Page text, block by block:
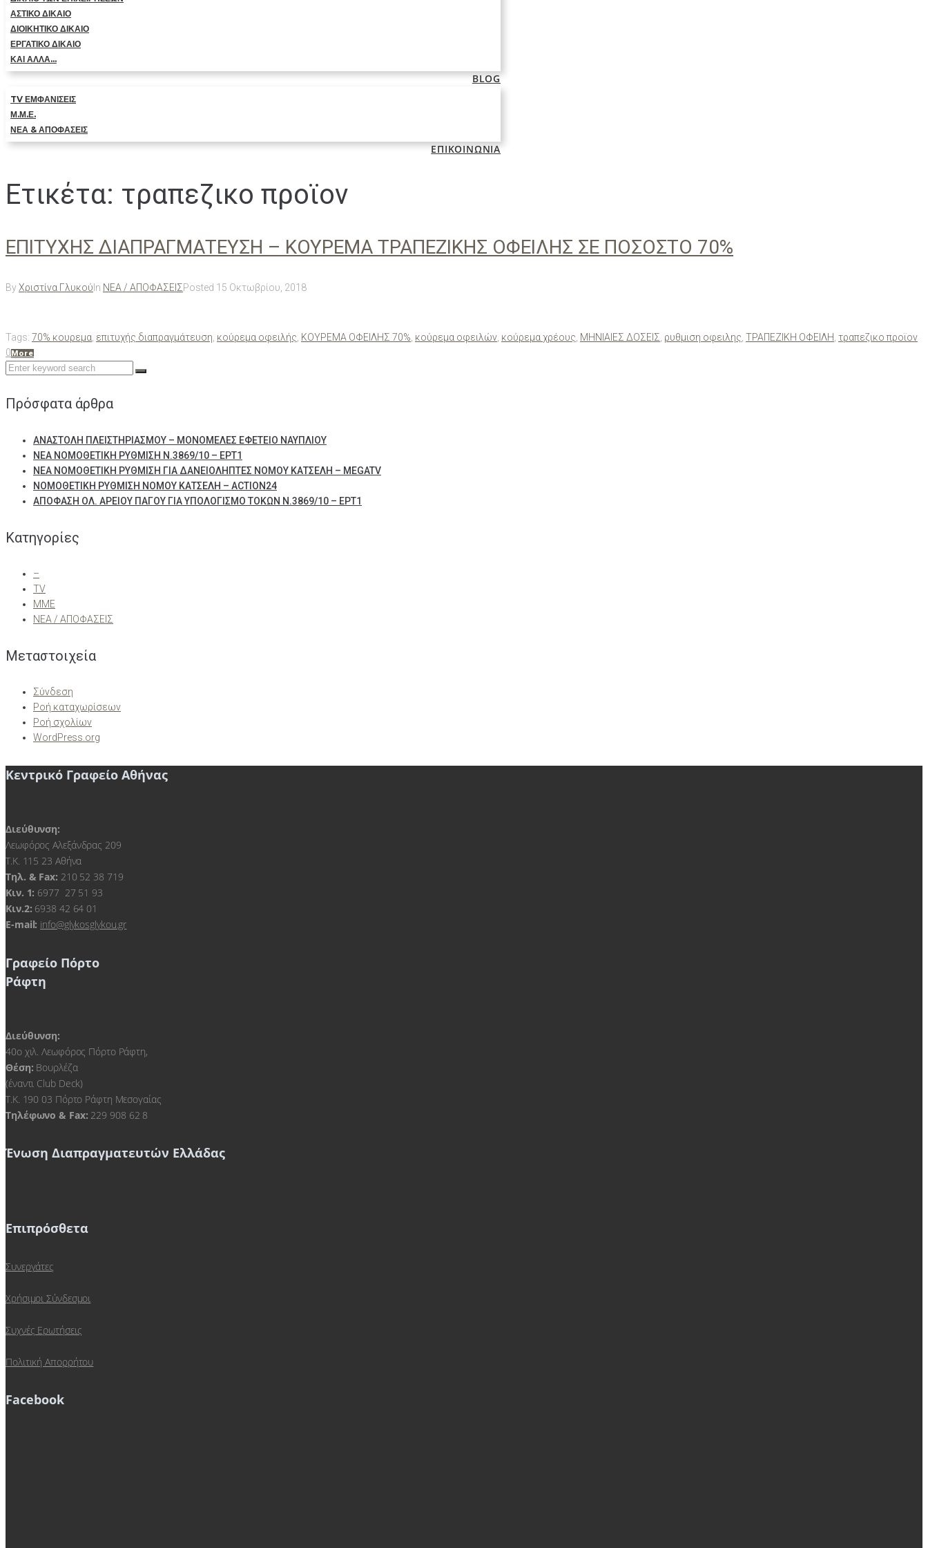
ΑΣΤΙΚΟ ΔΙΚΑΙΟ
ΔΙΟΙΚΗΤΙΚΟ ΔΙΚΑΙΟ
ΕΡΓΑΤΙΚΟ ΔΙΚΑΙΟ
ΚΑΙ ΑΛΛΑ…
BLOG
TV ΕΜΦΑΝΙΣΕΙΣ
Μ.Μ.Ε.
ΝΕΑ & ΑΠΟΦΑΣΕΙΣ
ΕΠΙΚΟΙΝΩΝΙΑ
Ετικέτα: τραπεζικο προϊον
ΕΠΙΤΥΧΗΣ ΔΙΑΠΡΑΓΜΑΤΕΥΣΗ – ΚΟΥΡΕΜΑ ΤΡΑΠΕΖΙΚΗΣ ΟΦΕΙΛΗΣ ΣΕ ΠΟΣΟΣΤΟ 70%
ByΧριστίνα Γλυκού In ΝΕΑ / ΑΠΟΦΑΣΕΙΣPosted 15 Οκτωβρίου, 2018
Tags: 70% κουρεμα επιτυχής διαπραγμάτευση κούρεμα οφειλής ΚΟΥΡΕΜΑ ΟΦΕΙΛΗΣ 70% κούρεμα οφειλών κούρεμα χρέους ΜΗΝΙΑΙΕΣ ΔΟΣΕΙΣ ρυθμιση οφειλης ΤΡΑΠΕΖΙΚΗ ΟΦΕΙΛΗ τραπεζικο προϊον
0More
Search
Πρόσφατα άρθρα
ΑΝΑΣΤΟΛΗ ΠΛΕΙΣΤΗΡΙΑΣΜΟΥ – ΜΟΝΟΜΕΛΕΣ ΕΦΕΤΕΙΟ ΝΑΥΠΛΙΟΥ
ΝΕΑ ΝΟΜΟΘΕΤΙΚΗ ΡΥΘΜΙΣΗ Ν.3869/10 – ΕΡΤ1
ΝΕΑ ΝΟΜΟΘΕΤΙΚΗ ΡΥΘΜΙΣΗ ΓΙΑ ΔΑΝΕΙΟΛΗΠΤΕΣ ΝΟΜΟΥ ΚΑΤΣΕΛΗ – MEGATV
ΝΟΜΟΘΕΤΙΚΗ ΡΥΘΜΙΣΗ ΝΟΜΟΥ ΚΑΤΣΕΛΗ – ACTION24
ΑΠΟΦΑΣΗ ΟΛ. ΑΡΕΙΟΥ ΠΑΓΟΥ ΓΙΑ ΥΠΟΛΟΓΙΣΜΟ ΤΟΚΩΝ Ν.3869/10 – ΕΡΤ1
Kατηγορίες
–
TV
ΜΜΕ
ΝΕΑ / ΑΠΟΦΑΣΕΙΣ
Μεταστοιχεία
Σύνδεση
Ροή καταχωρίσεων
Ροή σχολίων
WordPress.org
Κεντρικό Γραφείο Αθήνας
Διεύθυνση:
Λεωφόρος Αλεξάνδρας 209
Τ.Κ. 115 23 Αθήνα
Τηλ. & Fax: 210 52 38 719
Kιν. 1: 6977 27 51 93
Κιν.2: 6938 42 64 01
E-mail: info@glykosglykou.gr
Γραφείο Πόρτο
Ράφτη
Διεύθυνση:
40ο χιλ. Λεωφόρος Πόρτο Ράφτη,
Θέση: Βουρλέζα
(έναντι Club Deck)
Τ.Κ. 190 03 Πόρτο Ράφτη Μεσογαίας
Τηλέφωνο & Fax: 229 908 62 8
Ένωση Διαπραγματευτών Ελλάδας
Επιπρόσθετα
Συνεργάτες
Χρήσιμοι Σύνδεσμοι
Συχνές Ερωτήσεις
Πολιτική Απορρήτου
Facebook